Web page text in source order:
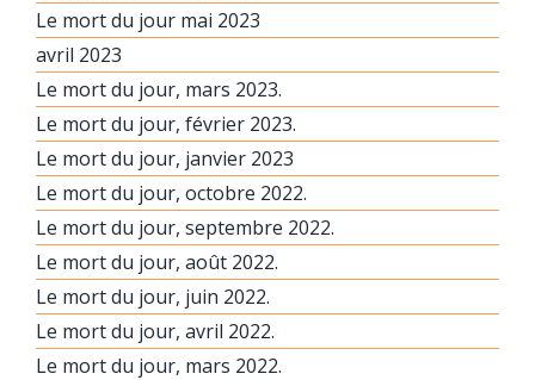
Le mort du jour mai 2023
avril 2023
Le mort du jour, mars 2023.
Le mort du jour, février 2023.
Le mort du jour, janvier 2023
Le mort du jour, octobre 2022.
Le mort du jour, septembre 2022.
Le mort du jour, août 2022.
Le mort du jour, juin 2022.
Le mort du jour, avril 2022.
Le mort du jour, mars 2022.